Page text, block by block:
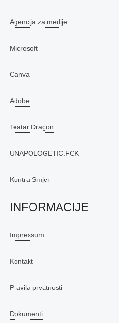
Agencija za medije
Microsoft
Canva
Adobe
Teatar Dragon
UNAPOLOGETIC.FCK
Kontra Smjer
INFORMACIJE
Impressum
Kontakt
Pravila prvatnosti
Dokumenti